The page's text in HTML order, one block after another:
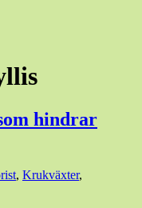
hindrar
, Krukväxter,